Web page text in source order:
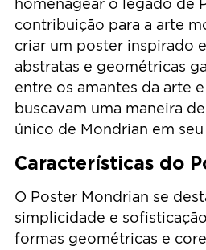
homenagear o legado de
contribuição para a arte
criar um poster inspirado
abstratas e geométricas
entre os amantes da arte
buscavam uma maneira
único de Mondrian em
Características do
O Poster Mondrian se
simplicidade e
formas geométricas e